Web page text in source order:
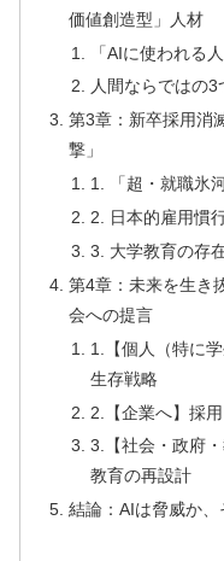
価値創造型」人材
「AIに使われる
人間ならではの3
第3章：新卒採用消
撃」
1. 「超・就職氷
2. 日本的雇用慣
3. 大学教育の存
第4章：未来を生き
会への提言
1.【個人（特に
生存戦略
2.【企業へ】採
3.【社会・政府
教育の再設計
結論：AIは脅威か